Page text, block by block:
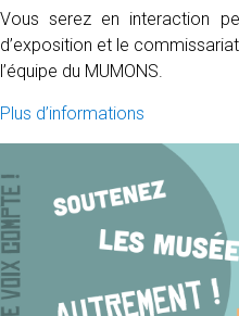
Vous serez en interaction
d’exposition et le
l’équipe du MUMONS.
Plus d’informations